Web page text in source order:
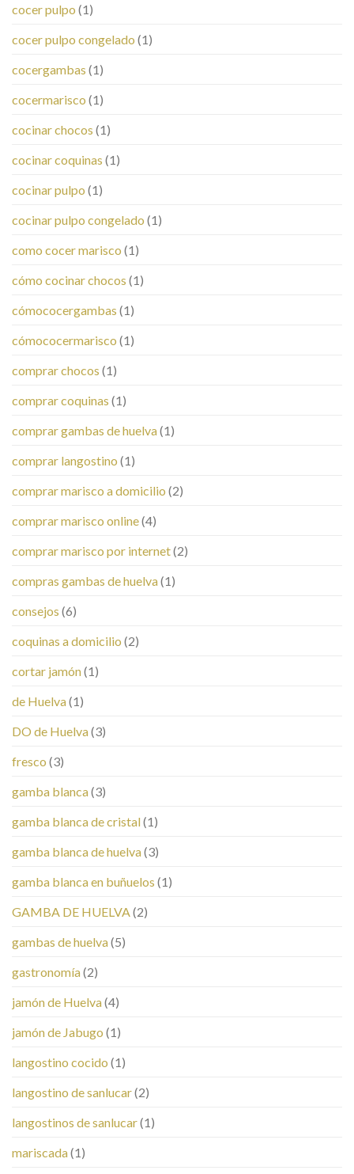
cocer pulpo (1)
cocer pulpo congelado (1)
cocergambas (1)
cocermarisco (1)
cocinar chocos (1)
cocinar coquinas (1)
cocinar pulpo (1)
cocinar pulpo congelado (1)
como cocer marisco (1)
cómo cocinar chocos (1)
cómococergambas (1)
cómococermarisco (1)
comprar chocos (1)
comprar coquinas (1)
comprar gambas de huelva(1)
comprar langostino (1)
comprar marisco a domicilio (2)
comprar marisco online(4)
comprar marisco por internet(2)
compras gambas de huelva(1)
consejos (6)
coquinas a domicilio (2)
cortar jamón(1)
de Huelva(1)
DO de Huelva(3)
fresco (3)
gamba blanca(3)
gamba blanca de cristal(1)
gamba blanca de huelva(3)
gamba blanca en buñuelos (1)
GAMBA DE HUELVA(2)
gambas de huelva(5)
gastronomía(2)
jamón de Huelva(4)
jamón de Jabugo (1)
langostino cocido (1)
langostino de sanlucar(2)
langostinos de sanlucar(1)
mariscada(1)